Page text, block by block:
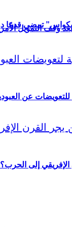
وقف التمويل
عن
الإفريقي إلى